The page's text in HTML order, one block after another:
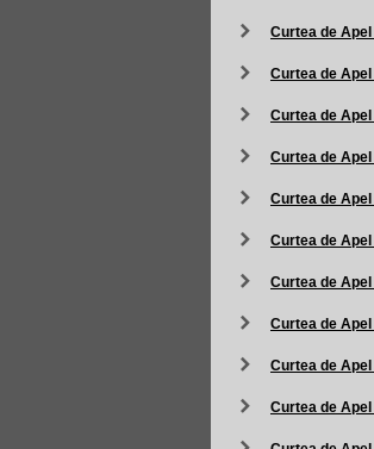
Curtea de
Curtea de Apel
Curtea de Apel
Curtea de Apel
Curtea de Apel
Curtea de Apel
Curtea de Apel
Curtea de Apel
Curtea de
Curtea de Apel